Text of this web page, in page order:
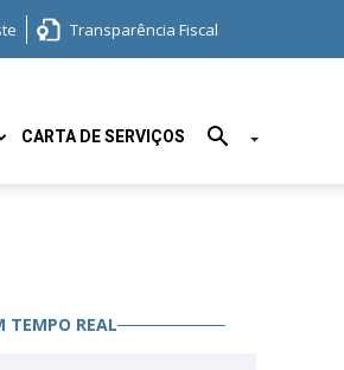
Transparência Fiscal
CARTA DE SERVIÇOS
TEMPO REAL